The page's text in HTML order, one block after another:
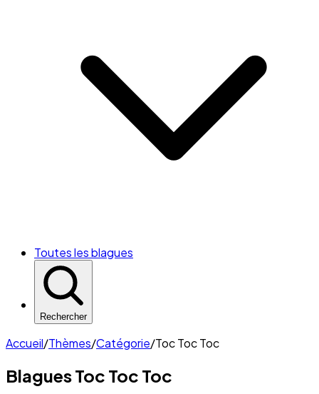
Toutes les blagues
Rechercher
Accueil/Thèmes/Catégorie/Toc Toc Toc
BlaguesToc Toc Toc